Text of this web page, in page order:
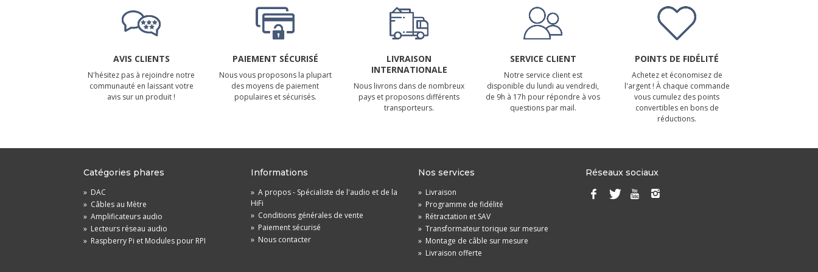
AVIS CLIENTS
N'hésitez pas à rejoindre notre
communauté en laissant votre
avis sur un produit !
PAIEMENT SÉCURISÉ
Nous vous proposons la plupart
des moyens de paiement
populaires et sécurisés.
LIVRAISON
INTERNATIONALE
Nous livrons dans de nombreux
pays et proposons différents
transporteurs.
SERVICE CLIENT
Notre service client est
disponible du lundi au vendredi,
de 9h à 17h pour répondre à vos
questions par mail.
POINTS DE FIDÉLITÉ
Achetez et économisez de
l'argent ! À chaque commande
vous cumulez des points
convertibles en bons de
réductions.
Catégories phares
» DAC
» Câbles au Mètre
» Amplificateurs audio
» Lecteurs réseau audio
» Raspberry Pi et Modules pour RPI
Informations
» A propos - Spécialiste de l'audio et de la
HiFi
» Conditions générales de vente
» Paiement sécurisé
» Nous contacter
Nos services
» Livraison
» Programme de fidélité
» Rétractation et SAV
» Transformateur torique sur mesure
» Montage de câble sur mesure
» Livraison offerte
Réseaux sociaux